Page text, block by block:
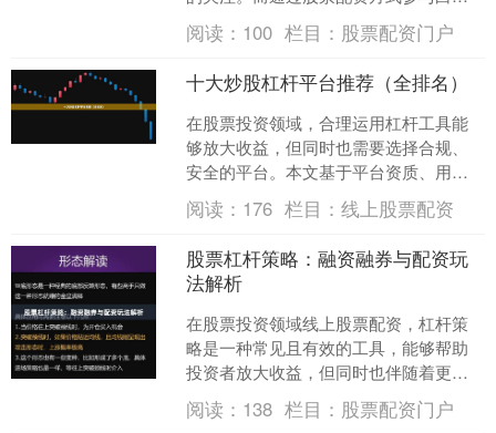
相关上市公司投资，则成为许多投资者
放大收益的重要途径。本文....
阅读： 100 栏目： 股票配资门户
十大炒股杠杆平台推荐（全排名）
在股票投资领域，合理运用杠杆工具能
够放大收益，但同时也需要选择合规、
安全的平台。本文基于平台资质、用户
口碑、费率透明度、风控能力等维度，
整理出当前市场关注度较高....
阅读： 176 栏目：线上股票配资
股票杠杆策略：融资融券与配资玩
法解析
在股票投资领域线上股票配资，杠杆策
略是一种常见且有效的工具，能够帮助
投资者放大收益，但同时也伴随着更高
的风险。本文将深入解析两种主流杠杆
玩法——融资融券与配资，....
阅读： 138 栏目： 股票配资门户